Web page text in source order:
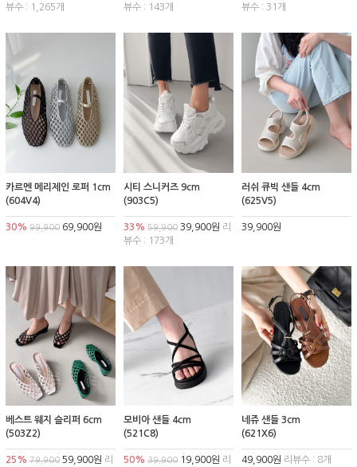
뷰수 : 1,265개
뷰수 : 143개
뷰수 : 31개
카르멘 메리제인 로퍼 1cm
(604V4)
30% 99,900 69,900원
시티 스니커즈 9cm
(903C5)
33% 59,90039,900원 리
뷰수 : 173개
러쉬 큐빅 샌들 4cm
(625V5)
39,900원
베스트 웨지 슬리퍼 6cm
(503Z2)
25% 79,900 59,900원 리
모비아 샌들 4cm
(521C8)
50% 39,90019,900원 리
네쥬 샌들 3cm
(621X6)
49,900원 리뷰수 : 8개